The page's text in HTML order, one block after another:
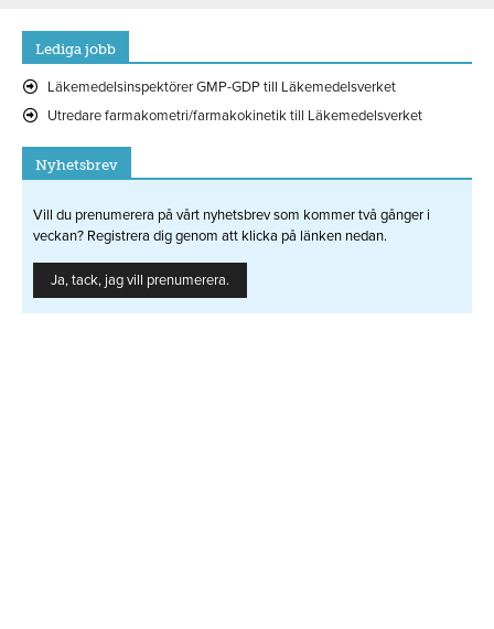
Lediga jobb
Läkemedelsinspektörer GMP-GDP till Läkemedelsverket
Utredare farmakometri/farmakokinetik till Läkemedelsverket
Nyhetsbrev
Vill du prenumerera på vårt nyhetsbrev som kommer två gånger i
veckan? Registrera dig genom att klicka på länken nedan.
Ja, tack, jag vill prenumerera.